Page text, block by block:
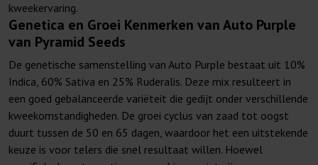
kweekervaring.
Genetica en Groei Kenmerken van Auto Purple
van Pyramid Seeds
De genetische samenstelling van Auto Purple bestaat uit 10%
Indica, 60% Sativa en 25% Ruderalis. Deze mix resulteert in
een goed gebalanceerde variëteit die gedijt onder verschillende
kweekomstandigheden. De groei cyclus van zaad tot oogst
duurt tussen de 50 en 65 dagen, waardoor het een uitstekende
keuze is voor telers die snel resultaat willen. Hoewel